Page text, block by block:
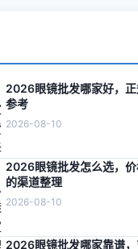
2026眼镜批发哪家好，
参考
2026-08-10
2026眼镜批发怎么选，
的渠道整理
2026-08-10
2026眼镜批发哪家靠谱